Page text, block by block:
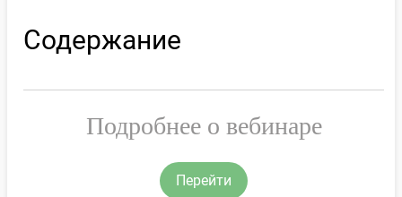
Содержание
Подробнее о вебинаре
Перейти